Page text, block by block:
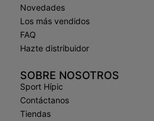
Novedades
Los más vendidos
FAQ
Hazte distribuidor
SOBRE NOSOTROS
Sport Hípic
Contáctanos
Tiendas